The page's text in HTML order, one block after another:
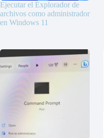
Ejecutar el Explorador de
archivos como administrador
en Windows 11